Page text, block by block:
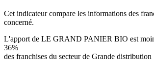
Cet indicateur compare les informations des
concerné.
L'apport de LE GRAND PANIER BIO est
36%
des franchises du secteur de Grande distribution